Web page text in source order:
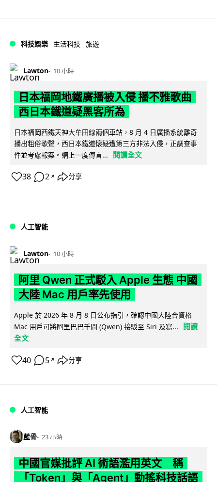
科技娛樂 生活科技 旅遊
Lawton 10 小時
日本福岡地鐵廣播被入侵 播不雅歌曲
西日本鐵道疑黑客所為
日本福岡西鐵天神大牟田線兩個車站，8 月 4 日廣播系統離奇
播出粗俗歌聲，西日本鐵道懷疑遭第三方非法入侵，正調查事
件並考慮報案。網上一度傳言...
閱讀全文
38 2 ↗ 分享
人工智能
Lawton 10 小時
阿里 Qwen 正式駁入 Apple 生態 中國
大陸 Mac 用戶率先使用
Apple 於 2026 年 8 月 8 日公布指引，確認中國大陸合資格
Mac 用戶可將阿里巴巴千問 (Qwen) 接駁至 Siri 及寫...
閱讀
全文
40 5 ↗ 分享
人工智能
藍骨 23 小時
中國官媒批評 AI 術語濫用英文 稱
「Token」與「Agent」動搖科技話語